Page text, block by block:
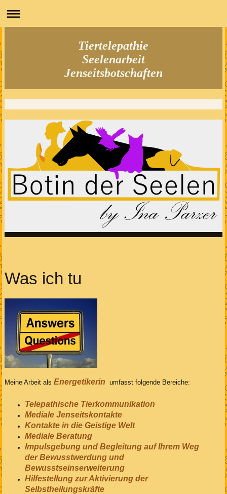
Tiertelepathie
Seelenarbeit
Jenseitsbotschaften
Was ich tu
Meine Arbeit als Energetikerin umfasst folgende Bereiche:
Telepathische Tierkommunikation
Mediale Jenseitskontakte
Kontakte in die Geistige Welt
Mediale Beratung
Impulsgebung und Begleitung auf Ihrem Weg
derBewusstwerdung und
Bewusstseinserweiterung
Hilfestellung zur Aktivierung der
Selbstheilungskräfte